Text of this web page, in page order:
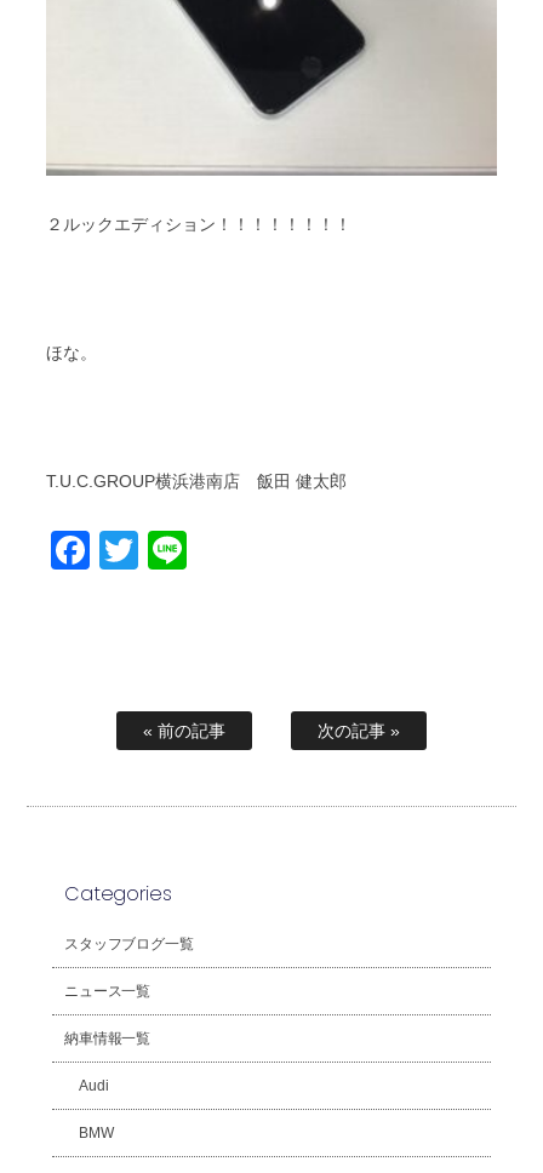
２ルックエディション！！！！！！！！
ほな。
T.U.C.GROUP横浜港南店 飯田 健太郎
Facebook
Twitter
« 前の記事 次の記事 »
Categories
スタッフブログ一覧
ニュース一覧
納車情報一覧
Audi
BMW